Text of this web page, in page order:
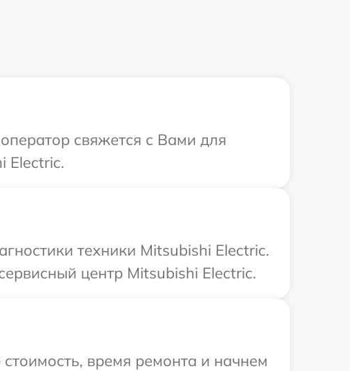
свяжется с Вами для
Electric.
техники Mitsubishi Electric.
центр Mitsubishi Electric.
время ремонта и начнем